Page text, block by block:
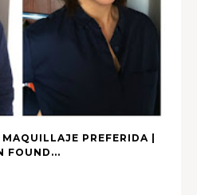
PREFERIDA |
FOUND...